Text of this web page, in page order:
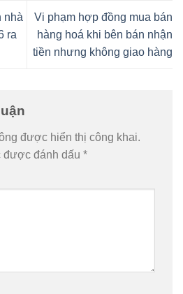
nhà
ra
Vi phạm hợp đồng mua bán
hàng hoá khi bên bán nhận
tiền nhưng không giao hàng
được hiển thị công khai.
được đánh dấu *